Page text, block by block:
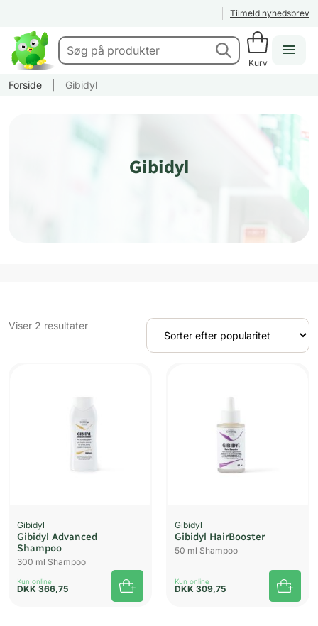
Tilmeld nyhedsbrev
Kurv
Forside Gibidyl
Gibidyl
Viser 2 resultaterSorteret
Gibidyl
Gibidyl Advanced
Shampoo
300 ml Shampoo
Kun online
DKK 366,75
Gibidyl
Gibidyl HairBooster
50 ml Shampoo
Kun online
DKK 309,75